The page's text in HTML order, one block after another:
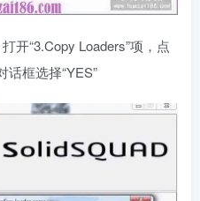
开“3.Copy Loaders”项，点
话框选择“YES”